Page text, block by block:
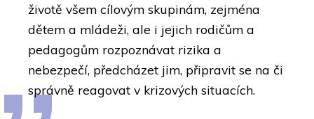
životě všem cílovým skupinám, zejména
dětem a mládeži, ale i jejich rodičům a
pedagogům rozpoznávat rizika a
nebezpečí, předcházet jim, připravit se na či
správně reagovat v krizových situacích.